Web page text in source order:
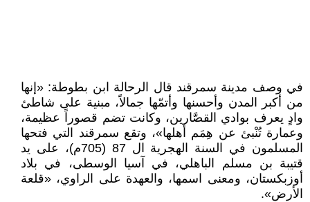
في وصف مدينة سمرقند قال الرحالة ابن بطوطة: «إنها
من أكبر المدن وأحسنها وأتمّها جمالاً، مبنية على شاطئ
وادٍ يعرف بوادي القصَّارين، وكانت تضم قصوراً عظيمة،
وعمارة تُنْبئ عن هِمَم أهلها»، وتقع سمرقند التي فتحها
المسلمون في السنة الهجرية ال 87 (705م)، على يد
قتيبة بن مسلم الباهلي، في آسيا الوسطى، في بلاد
أوزبكستان، ومعنى اسمها، والعهدة على الراوي، «قلعة
الأرض».